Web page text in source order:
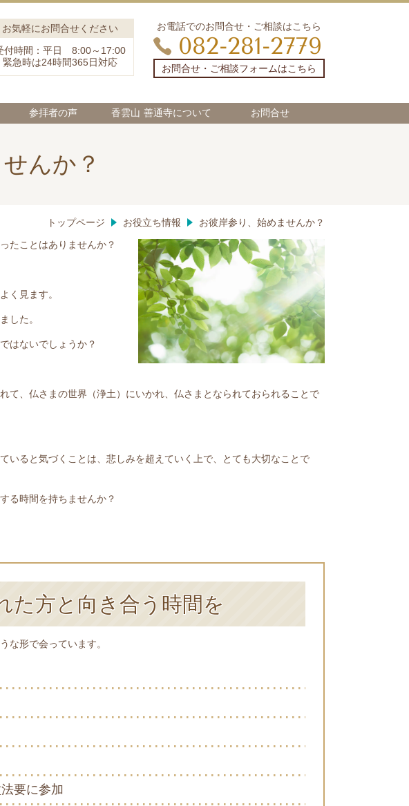
お気軽にお問合せください
付時間：平日 8:00～17:00
緊急時は24時間365日対応
お電話でのお問合せ・ご相談はこちら
082-281-2779
お問合せ・ご相談フォームはこちら
参拝者の声 香雲山 善通寺について お問合せ
んか？
トップページ お役立ち情報 お彼岸参り、始めませんか？
たことはありませんか？
く見ます。
した。
はないでしょうか？
て、仏さまの世界（浄土）にいかれ、仏さまとなられておられることで
いると気づくことは、悲しみを超えていく上で、とても大切なことで
る時間を持ちませんか？
た方と向き合う時間を
な形で会っています。
要に参加